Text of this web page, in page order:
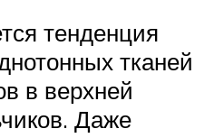
тенденция
тканей
в верхней
Даже